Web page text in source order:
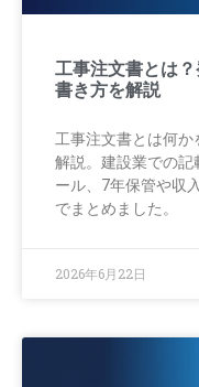
工事注文書とは
書き方を解説
工事注文書とは何
解説。建設業での
ール、7年保管や収
でまとめました。
2026年6月22日